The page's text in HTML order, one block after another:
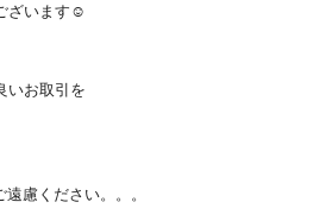
ざいます☺︎
いお取引を
慮ください。。。